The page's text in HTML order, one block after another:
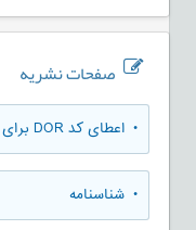
صفحات نشریه
• اعطای کد DOR برای مقالات نشریه فلسفه تربیت
• شناسنامه